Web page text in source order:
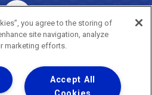
® 2026 - Todos os Direitos Reservados.
you agree to the storing of
site navigation, analyze
marketing efforts.
Accept All